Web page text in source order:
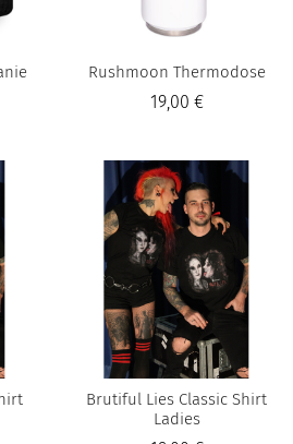
Rushmoon Thermodose
19,00 €
Brutiful Lies Classic Shirt
Ladies